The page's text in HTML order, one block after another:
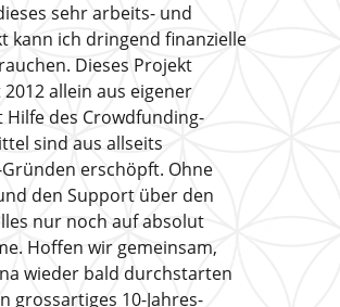
sehr arbeits- und
kann ich dringend finanzielle
Dieses Projekt
allein aus eigener
des Crowdfunding-
sind aus allseits
erschöpft. Ohne
den Support über den
nur noch auf absolut
Hoffen wir gemeinsam,
wieder bald durchstarten
grossartiges 10-Jahres-